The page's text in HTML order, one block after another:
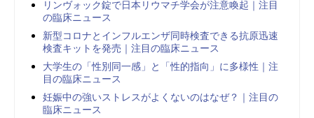
リンヴォック錠で日本リウマチ学会が注意喚起｜注目
の臨床ニュース
新型コロナとインフルエンザ同時検査できる抗原迅速
検査キットを発売｜注目の臨床ニュース
大学生の「性別同一感」と「性的指向」に多様性｜注
目の臨床ニュース
妊娠中の強いストレスがよくないのはなぜ？｜注目の
臨床ニュース